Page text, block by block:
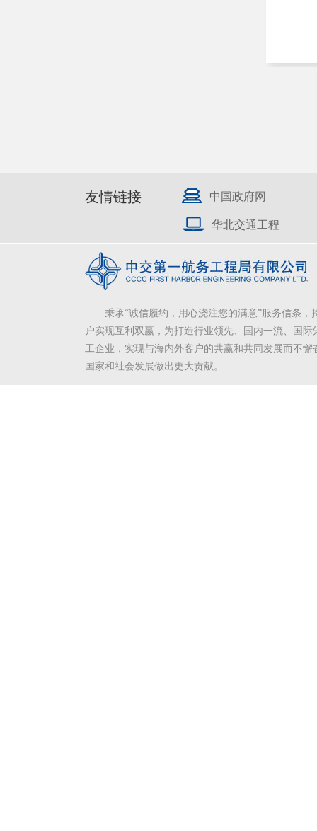
友情链接 中国政府网
华北交通工程
秉承“诚信履约，用心浇注您的满意”服务信条，
户实现互利双赢，为打造行业领先、国内一流、国际
工企业，实现与海内外客户的共赢和共同发展而不懈
国家和社会发展做出更大贡献。